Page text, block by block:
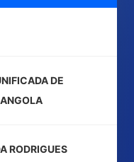
DE
RODRIGUES